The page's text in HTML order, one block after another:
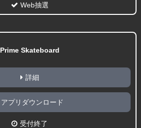
Web抽選
Prime Skateboard
詳細
アプリダウンロード
受付終了